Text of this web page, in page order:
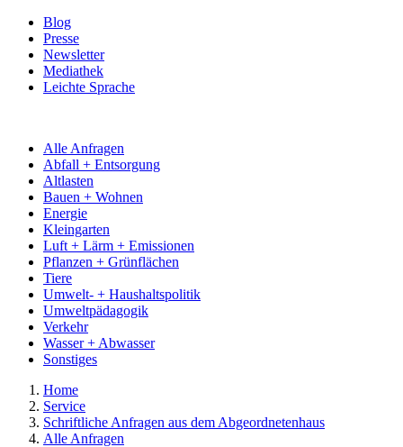
Blog
Presse
Newsletter
Mediathek
Leichte Sprache
Alle Anfragen
Abfall + Entsorgung
Altlasten
Bauen + Wohnen
Energie
Kleingarten
Luft + Lärm + Emissionen
Pflanzen + Grünflächen
Tiere
Umwelt- + Haushaltspolitik
Umweltpädagogik
Verkehr
Wasser + Abwasser
Sonstiges
Home
Service
Schriftliche Anfragen aus dem Abgeordnetenhaus
Alle Anfragen